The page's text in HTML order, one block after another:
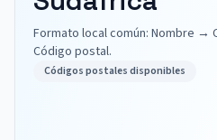
Formato local común: Nombre
Código postal.
Códigos postales disponibles